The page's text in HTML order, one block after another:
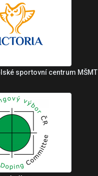
sportovní centrum MŠMT